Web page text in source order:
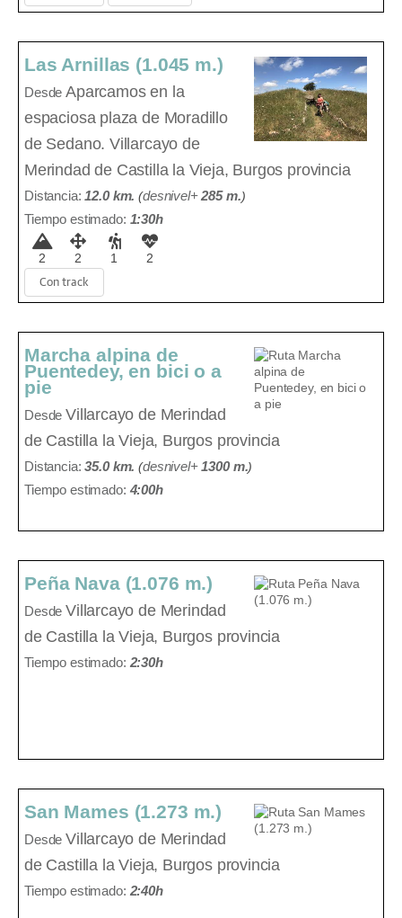
Las Arnillas (1.045 m.)
DesdeAparcamos en la
espaciosa plaza de Moradillo
de Sedano. Villarcayo de
Merindad de Castilla la Vieja, Burgos provincia
Distancia:12.0 km. (desnivel+285 m.)
Tiempo estimado: 1:30h
2 2 1 2
Con track
Marcha alpina de
Puentedey, en bici o a
pie
DesdeVillarcayo de Merindad
de Castilla la Vieja, Burgos provincia
Distancia:35.0 km. (desnivel+1300 m.)
Tiempo estimado: 4:00h
Peña Nava (1.076 m.)
DesdeVillarcayo de Merindad
de Castilla la Vieja, Burgos provincia
Tiempo estimado: 2:30h
San Mames (1.273 m.)
DesdeVillarcayo de Merindad
de Castilla la Vieja, Burgos provincia
Tiempo estimado: 2:40h